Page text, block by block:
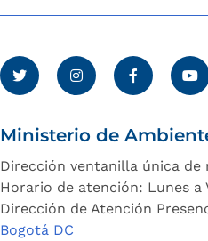
Ministerio de
Dirección ventanilla única de
Horario de atención: Lunes a
Dirección de Atención
Bogotá DC